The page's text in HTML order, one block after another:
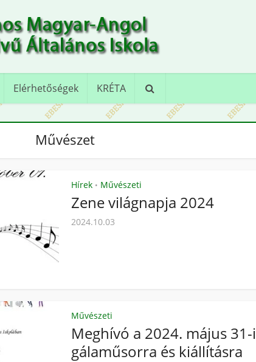
Elérhetőségek KRÉTA
Művészet
Hírek • Művészeti
Zene világnapja 2024
2024.10.03
Művészeti
Meghívó a 2024. május 31-i
gálaműsorra és kiállításra